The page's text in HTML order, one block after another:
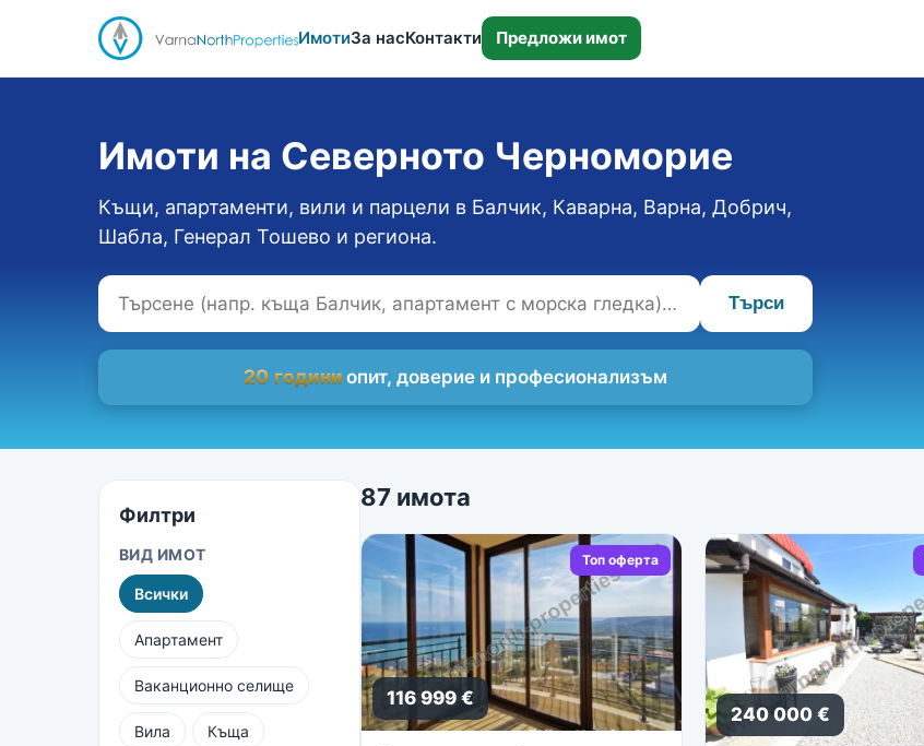
ИмотиЗа насКонтакти Предложи имот
Имоти на Северното Черноморие
Къщи, апартаменти, вили и парцели в Балчик, Каварна, Варна, Добрич,
Шабла, Генерал Тошево и региона.
Търси
20 години опит, доверие и професионализъм
Филтри
ВИД ИМОТ
Всички
Апартамент
Ваканционно селище
Вила Къща
87 имота
Топ оферта
116 999 €
240 000 €